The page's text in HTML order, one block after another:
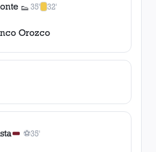
👟
1asistencia
35' 32'
1amarilla
Orozco
⚽
1gol
35'